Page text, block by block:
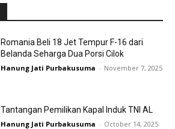
Romania Beli 18 Jet Tempur F-16 dari
Belanda Seharga Dua Porsi Cilok
Hanung Jati Purbakusuma - November 7, 2025
Tantangan Pemilikan Kapal Induk TNI AL
Hanung Jati Purbakusuma - October 14, 2025